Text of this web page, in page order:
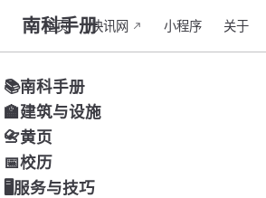
南科手册
主页 快讯网 小程序 关于
📚南科手册
🏫建筑与设施
📇黄页
📅校历
🖥服务与技巧